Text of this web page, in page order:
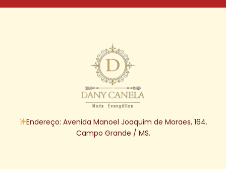
Endereço: Avenida Manoel Joaquim de Moraes, 164.
Campo Grande / MS.